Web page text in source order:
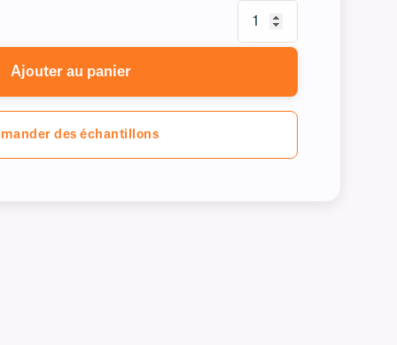
Ajouter au panier
des échantillons